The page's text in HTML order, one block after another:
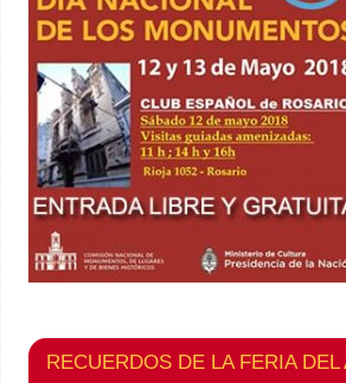
RECUERDOS DE LA FERIA DEL